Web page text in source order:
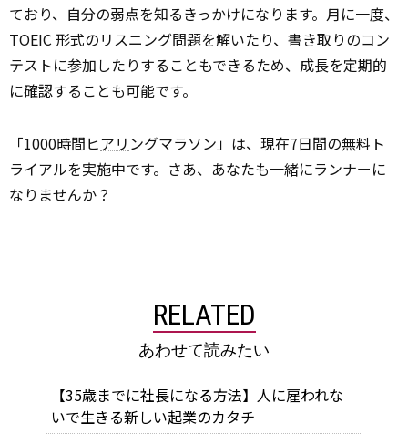
ており、自分の弱点を知るきっかけになります。月に一度、
TOEIC 形式のリスニング問題を解いたり、書き取りのコン
テストに参加したりすることもできるため、成長を定期的
に確認することも可能です。
「1000時間ヒアリ ングマラソン」は、現在7日間の無料ト
ライアルを実施中です。さあ、あなたも一緒にランナーに
なりませんか？
RELATED
あわせて読みたい
【35歳までに社長になる方法】人に雇われな
いで生きる新しい起業のカタチ